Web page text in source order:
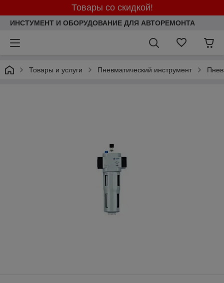
Товары со скидкой!
ИНСТУМЕНТ И ОБОРУДОВАНИЕ ДЛЯ АВТОРЕМОНТА
Товары и услуги Пневматический инструмент